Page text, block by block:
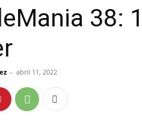
38:
- abril 11, 2022